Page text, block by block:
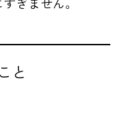
すぎません。
と